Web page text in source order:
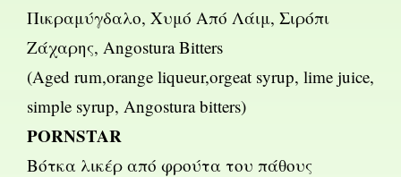
Πικραμύγδαλο, Χυμό Από Λάιμ, Σιρόπι
Ζάχαρης, Angostura Bitters
(Aged rum,orange liqueur,orgeat syrup, lime juice,
simple syrup, Angostura bitters)
PORNSTAR
Βότκα λικέρ από φρούτα του πάθους